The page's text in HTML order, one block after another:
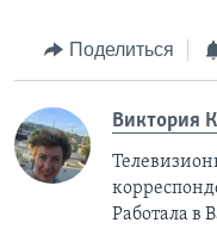
Поделиться
Виктория
Работала в